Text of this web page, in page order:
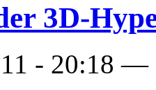
3D-
- 20:18 —